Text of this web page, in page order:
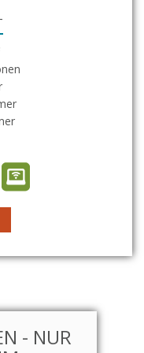
- NUR